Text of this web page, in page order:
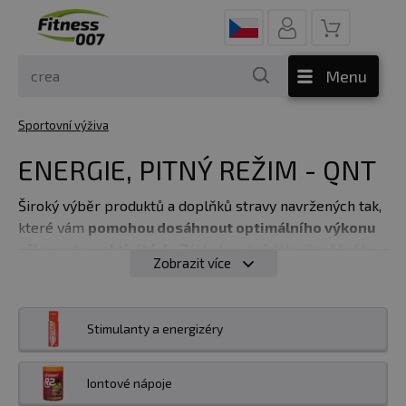
Menu
Sportovní výživa
ENERGIE, PITNÝ REŽIM - QNT
Široký výběr produktů a doplňků stravy navržených tak,
které vám pomohou dosáhnout optimálního výkonu
tréninku je dostatek energie a udržení hydratace.
V této kategorii na vás čekají energetické gely,
energetické a iontové nápoje, které vám
potřebnou energii pro intenzivní cvičení a pomohou
zlepšit vytrvalost. Suplementy jsou vyvinuty s
ohledem na nutriční potřeby sportovců a obsahují
Zobrazit více
Stimulanty a energizéry
Iontové nápoje